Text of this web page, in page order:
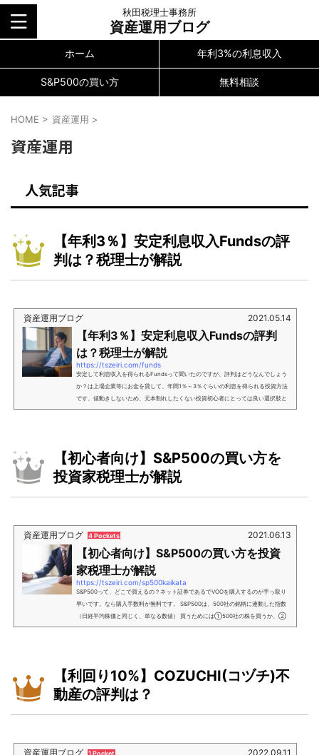
秋田税理士事務所
資産運用ブログ
ホーム 年利3%の利息収入
S&P500の買い方 無料相談
HOME > 資産運用 >
資産運用
人気記事
【年利3％】安定利息収入Fundsの評
判は？税理士が解説
資産運用ブログ 2021.05.14
【年利3％】安定利息収入Fundsの評判
は？税理士が解説
https://tszeiri.com/funds
安定して利息収入を得られるFundsって聞いたのですが、評判はどうなんでしょう
か？は上場企業等にお金を貸して、年間1％～3％ぐらいの利息を得られる投資方法
です。値動きしないため、元本割れしたくない投資初心者にとっては良い選択肢と
なるでしょう。この記事では、安定した利息収入を得られると評判のについて、投
【初心者向け】S&P500の買い方を
投資家税理士が解説
資産運用ブログ 4 Pockets 2021.06.13
【初心者向け】S&P500の買い方を投資
家税理士が解説
https://tszeiri.com/sp500kaikata
S&P500って、どこで買えるの？ネット証券であるでVOOを購入するのが手っ取り
早いです。なら購入手数料が無料です。 S&P500は、500社の銘柄に連動した指数
（日経平均株価と同じく、単なる数値） 買うためには①500社の株を買うか、②
投資信託・ETFを買うかの2択 S&P500に連動する銘柄(ETF)は「VOO」が有名→な
【利回り10%】COZUCHI(コヅチ)不
動産の評判は？
資産運用ブログ 1 Pocket 2022.09.11